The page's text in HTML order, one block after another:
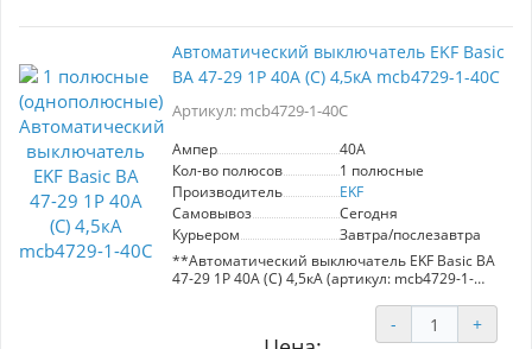
Преимущества:
- Полностью медные расцепители и
пламягасители для надежной работы.
- Высококачественный пластик гарантирует
воздействий.
Этот автоматический выключатель будет
особенно полезен в домашних и
коммерческих электросетях, где требуется
надежная защита и стабильная работа
оборудования.
Автоматический выключатель EKF Basic
ВА 47-29 1P 40А (С) 4,5кА mcb4729-1-40C
Артикул: mcb4729-1-40C
Ампер
40A
Кол-во полюсов
1 полюсные
Производитель
EKF
Самовывоз
Сегодня
Курьером
Завтра/послезавтра
**Автоматический выключатель EKF Basic ВА
47-29 1P 40А (С) 4,5кА (артикул: mcb4729-1-
Надежный автоматический выключатель для
- +